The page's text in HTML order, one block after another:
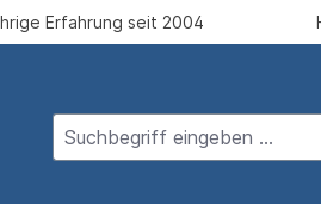
Erfahrung seit 2004